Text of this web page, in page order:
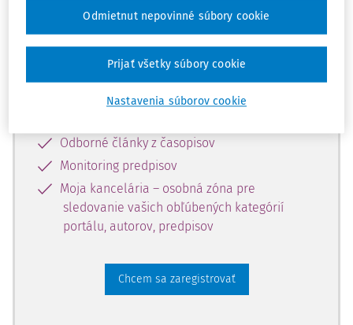
Odomknite si prístup k odbornému
obsahu a získajte prístup na 10 dní
zdarma, stačí sa len zaregistrovať.
Vďaka registrácii získate prístup aj k
vybranému obsahu:
Odborné články z časopisov
Monitoring predpisov
Moja kancelária – osobná zóna pre
sledovanie vašich obľúbených kategórií
portálu, autorov, predpisov
Chcem sa zaregistrovať
Nastavenia súborov cookie
Odmietnut nepovinné súbory cookie
Prijať všetky súbory cookie